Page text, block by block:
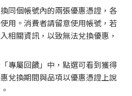
同個帳號內的兩張優惠憑證，各
用。消費者請留意使用帳號，若
相關資訊，以致無法兌換優惠，
專屬回饋」中，點選可看到獲得
兌換期間與品項以優惠憑證上說